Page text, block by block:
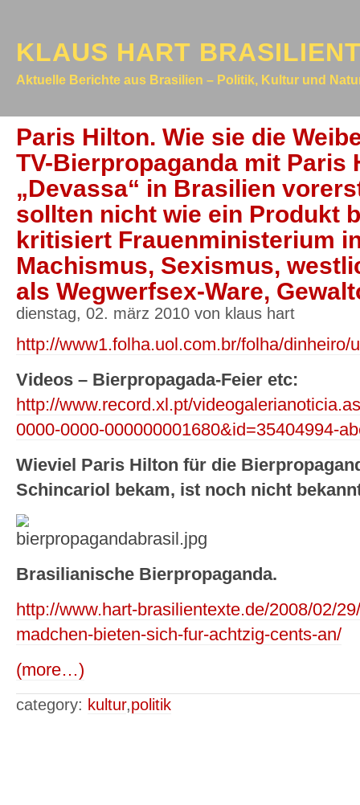
KLAUS HART
Aktuelle Berichte aus Brasilien – Politik, Kultur und
Paris Hilton. Wie sie die
TV-Bierpropaganda mit Paris
„Devassa“ in Brasilien
sollten nicht wie ein Produkt
kritisiert Frauenministerium
Machismus, Sexismus,
als Wegwerfsex-Ware,
dienstag, 02. märz 2010 von klaus hart
http://www1.folha.uol.com.br/folha/dinheiro/
Videos – Bierpropagada-Feier etc:
http://www.record.xl.pt/
0000-0000-000000001680&id=35404994-
Wieviel Paris Hilton für die
Schincariol bekam, ist noch nicht
Brasilianische Bierpropaganda.
http://www.hart-brasilientexte.de/2008/02/
madchen-bieten-sich-fur-achtzig-cents-an/
(more…)
category: kultur,politik